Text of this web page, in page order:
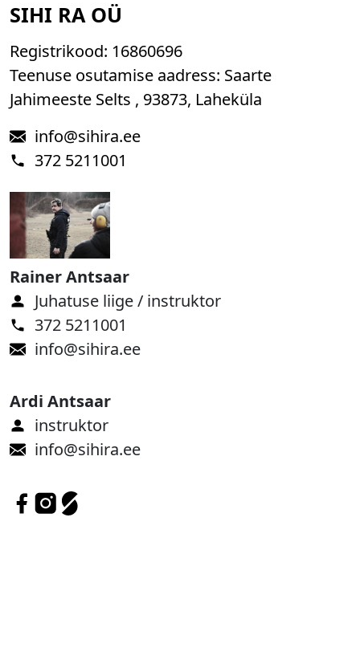
SIHI RA OÜ
Registrikood: 16860696
Teenuse osutamise aadress: Saarte
Jahimeeste Selts , 93873, Laheküla
info@sihira.ee
372 5211001
Rainer Antsaar
Juhatuse liige / instruktor
372 5211001
info@sihira.ee
Ardi Antsaar
instruktor
info@sihira.ee